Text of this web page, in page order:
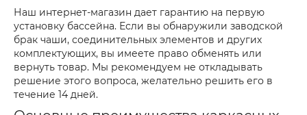
Наш интернет-магазин дает гарантию на первую
установку бассейна. Если вы обнаружили заводской
брак чаши, соединительных элементов и других
комплектующих, вы имеете право обменять или
вернуть товар. Мы рекомендуем не откладывать
решение этого вопроса, желательно решить его в
течение 14 дней.